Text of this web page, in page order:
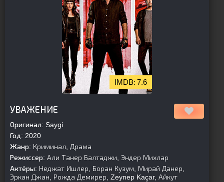
7.6
УВАЖЕНИЕ
Оригинал: Saygi
Год: 2020
Жанр: Криминал, Драма
Режиссер: Али Танер Балтаджи, Эндер Михлар
Актёры: Неджат Ишлер, Боран Кузум, Мирай Данер,
Эркан Джан, Рожда Демирер, Zeynep Kaçar, Айкут